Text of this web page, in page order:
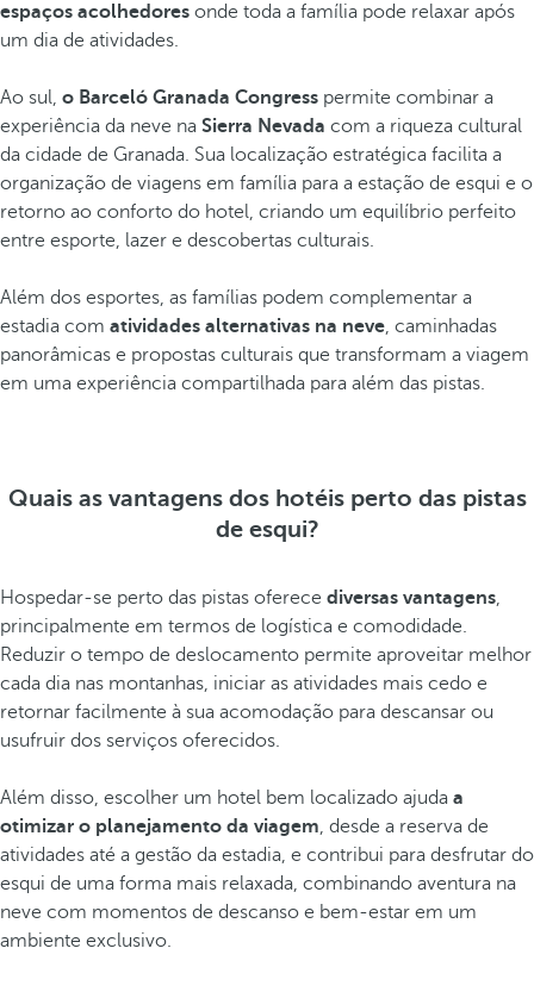
espaços acolhedores onde toda a família pode relaxar após
um dia de atividades.
Ao sul, o Barceló Granada Congress permite combinar a
experiência da neve na Sierra Nevada com a riqueza cultural
da cidade de Granada. Sua localização estratégica facilita a
organização de viagens em família para a estação de esqui e o
retorno ao conforto do hotel, criando um equilíbrio perfeito
entre esporte, lazer e descobertas culturais.
Além dos esportes, as famílias podem complementar a
estadia com atividades alternativas na neve, caminhadas
panorâmicas e propostas culturais que transformam a viagem
em uma experiência compartilhada para além das pistas.
Quais as vantagens dos hotéis perto das pistas
de esqui?
Hospedar-se perto das pistas oferece diversas vantagens,
principalmente em termos de logística e comodidade.
Reduzir o tempo de deslocamento permite aproveitar melhor
cada dia nas montanhas, iniciar as atividades mais cedo e
retornar facilmente à sua acomodação para descansar ou
usufruir dos serviços oferecidos.
Além disso, escolher um hotel bem localizado ajuda a
otimizar o planejamento da viagem, desde a reserva de
atividades até a gestão da estadia, e contribui para desfrutar do
esqui de uma forma mais relaxada, combinando aventura na
neve com momentos de descanso e bem-estar em um
ambiente exclusivo.